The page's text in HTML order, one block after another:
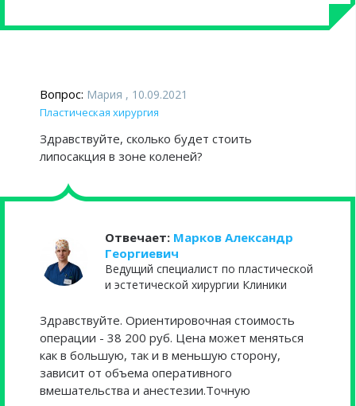
Вопрос: Мария , 10.09.2021
Пластическая хирургия
Здравствуйте, сколько будет стоить
липосакция в зоне коленей?
Отвечает: Марков Александр
Георгиевич
Ведущий специалист по пластической
и эстетической хирургии Клиники
Здравствуйте. Ориентировочная стоимость
операции - 38 200 руб. Цена может меняться
как в большую, так и в меньшую сторону,
зависит от объема оперативного
вмешательства и анестезии.Точную